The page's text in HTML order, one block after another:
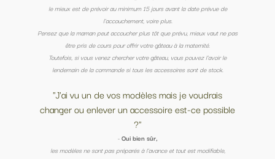
le mieux est de prévoir au minimum 15 jours avant la date prévue de
l'accouchement, voire plus.
Pensez que la maman peut accoucher plus tôt que prévu, mieux vaut ne pas
être pris de cours pour offrir votre gâteau à la maternité.
Toutefois, si vous venez chercher votre gâteau, vous pouvez l'avoir le
lendemain de la commande si tous les accessoires sont de stock.
"J'ai vu un de vos modèles mais je voudrais
changer ou enlever un accessoire est-ce possible
?"
-Oui bien sûr,
les modèles ne sont pas préparés à l'avance et tout est modifiable,